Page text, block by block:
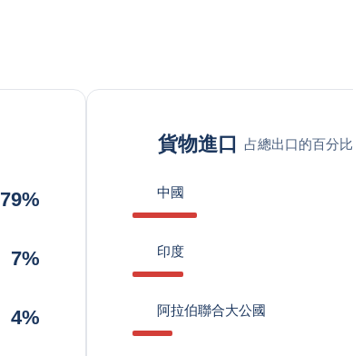
79%
7%
4%
貨物進口 占總出口的百分比
中國
印度
阿拉伯聯合大公國